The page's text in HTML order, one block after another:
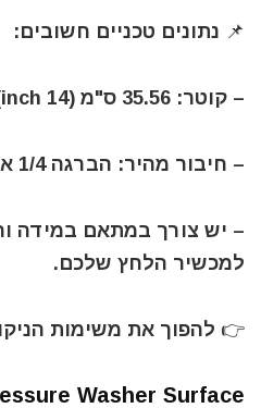
📌 נתונים טכניים חשובים:
– קוטר: 35.56 ס"מ (14 inch)
– חיבור מהיר: הברגה 1/4 אינץ'.
– יש צורך במתאם במידה
למכשיר הלחץ שלכם.
👉 להפוך את משימות
Washer Surface